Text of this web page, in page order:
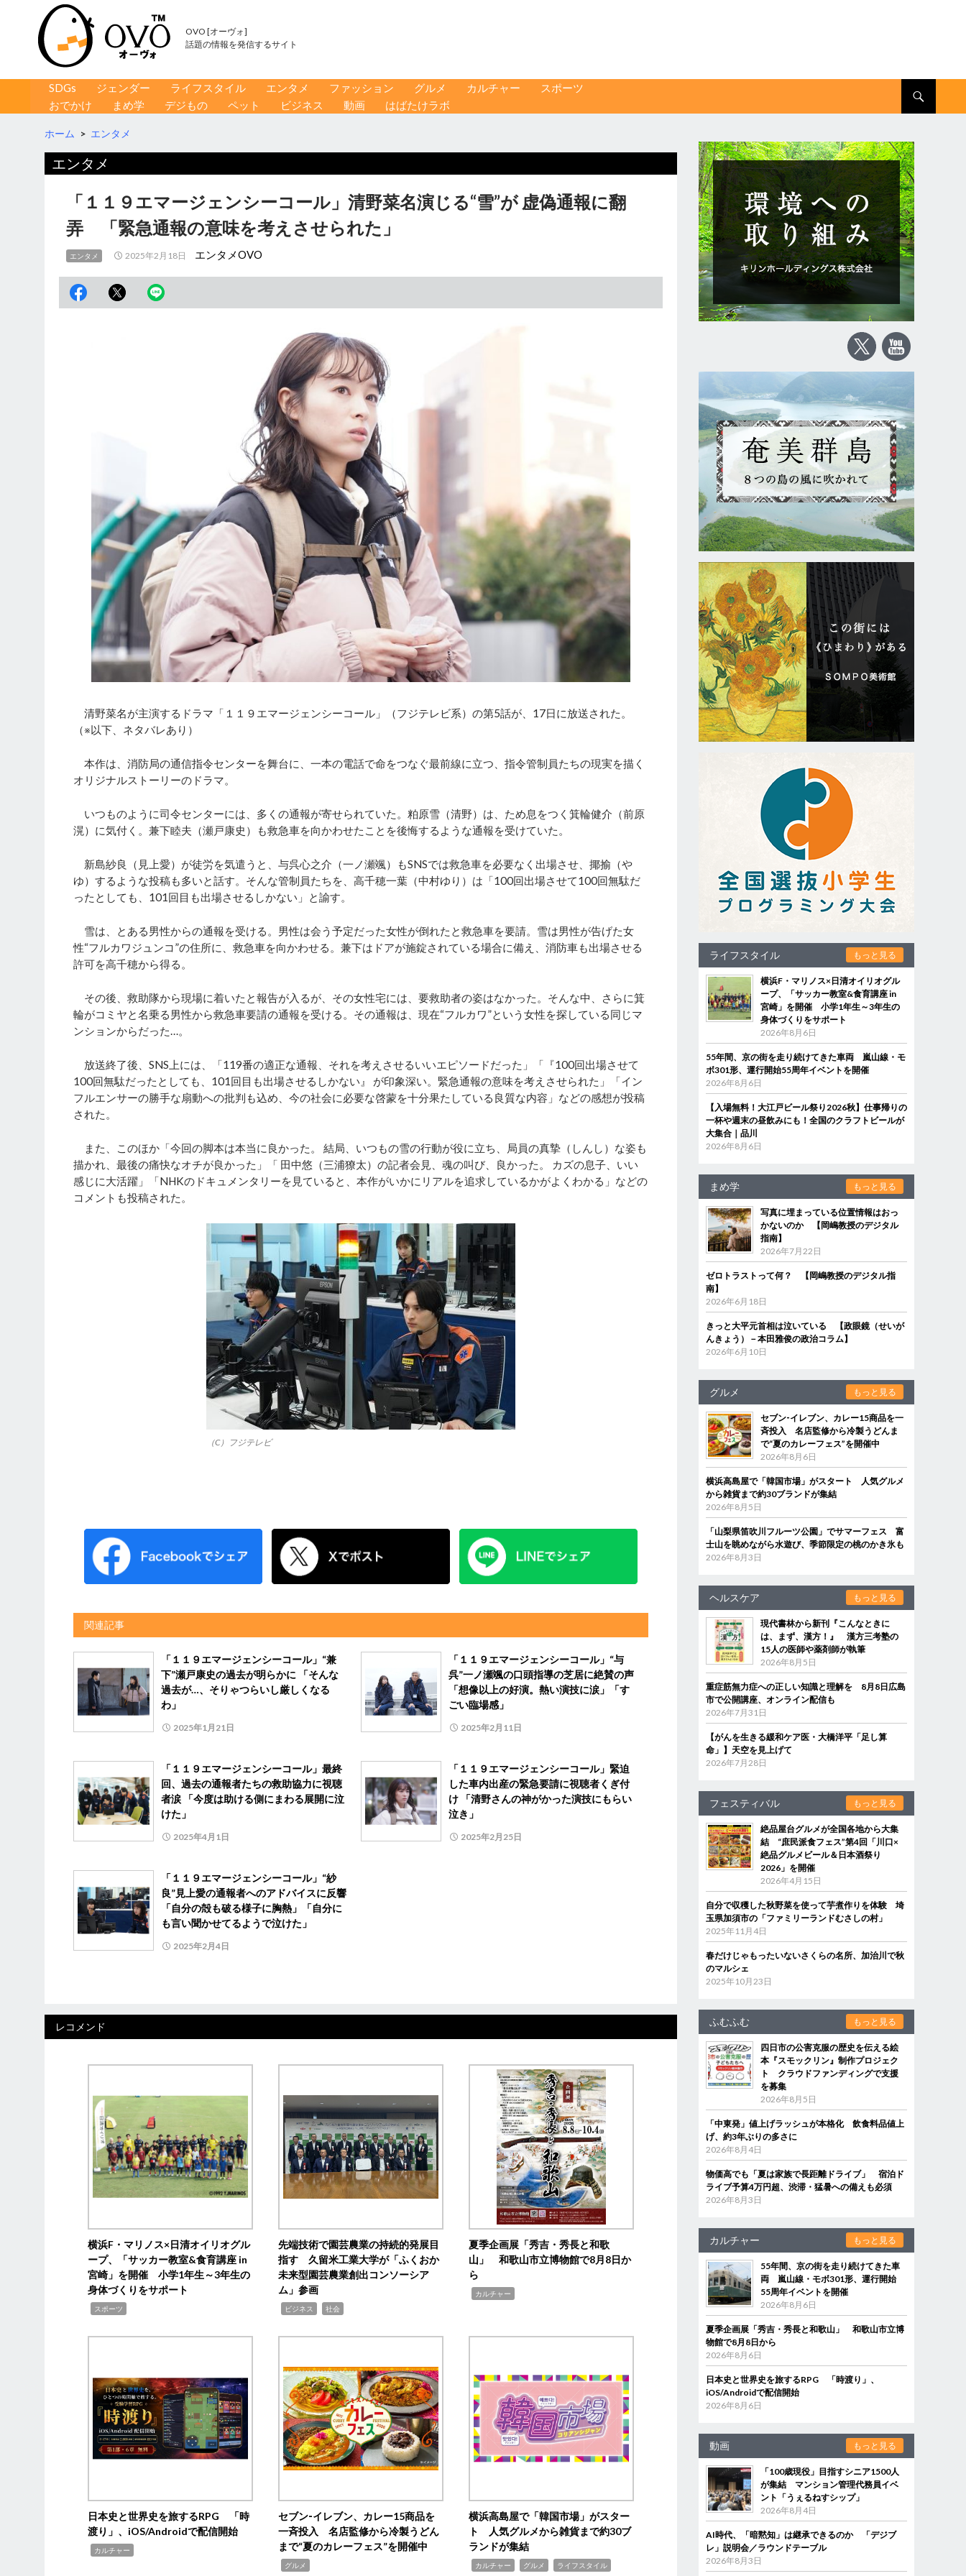
OVO [オーヴォ]
話題の情報を発信するサイト
コンテンツへ移動
SDGs ジェンダー ライフスタイル エンタメ ファッション グルメ カルチャー
スポーツ
おでかけ
まめ学 デジもの ペット ビジネス 動画 はばたけラボ
ホーム > エンタメ
エンタメ
「１１９エマージェンシーコール」清野菜名演じる“雪”が 虚偽通報に翻
弄 「緊急通報の意味を考えさせられた」
エンタメ 2025年2月18日 エンタメOVO
清野菜名が主演するドラマ「１１９エマージェンシーコール」（フジテレビ系）の第5話が、17日に放送された。
（※以下、ネタバレあり）
本作は、消防局の通信指令センターを舞台に、一本の電話で命をつなぐ最前線に立つ、指令管制員たちの現実を描く
オリジナルストーリーのドラマ。
いつものように司令センターには、多くの通報が寄せられていた。粕原雪（清野）は、ため息をつく箕輪健介（前原
滉）に気付く。兼下睦夫（瀬戸康史）も救急車を向かわせたことを後悔するような通報を受けていた。
新島紗良（見上愛）が徒労を気遣うと、与呉心之介（一ノ瀬颯）もSNSでは救急車を必要なく出場させ、揶揄（や
ゆ）するような投稿も多いと話す。そんな管制員たちを、高千穂一葉（中村ゆり）は「100回出場させて100回無駄だ
ったとしても、101回目も出場させるしかない」と諭す。
雪は、とある男性からの通報を受ける。男性は会う予定だった女性が倒れたと救急車を要請。雪は男性が告げた女
性“フルカワジュンコ”の住所に、救急車を向かわせる。兼下はドアが施錠されている場合に備え、消防車も出場させる
許可を高千穂から得る。
その後、救助隊から現場に着いたと報告が入るが、その女性宅には、要救助者の姿はなかった。そんな中、さらに箕
輪がコミヤと名乗る男性から救急車要請の通報を受ける。その通報は、現在“フルカワ”という女性を探している同じマ
ンションからだった…。
放送終了後、SNS上には、「119番の適正な通報、それを考えさせるいいエピソードだった」「『100回出場させて
100回無駄だったとしても、101回目も出場させるしかない』 が印象深い。緊急通報の意味を考えさせられた」「イン
フルエンサーの勝手な扇動への批判も込め、今の社会に必要な啓蒙を十分果たしている良質な内容」などの感想が投稿
された。
また、このほか「今回の脚本は本当に良かった。 結局、いつもの雪の行動が役に立ち、局員の真摯（しんし）な姿も
描かれ、最後の痛快なオチが良かった」「 田中悠（三浦獠太）の記者会見、魂の叫び、良かった。 カズの息子、いい
感じに大活躍」「NHKのドキュメンタリーを見ていると、本作がいかにリアルを追求しているかがよくわかる」などの
コメントも投稿された。
（C）フジテレビ
関連記事
「１１９エマージェンシーコール」“兼
下”瀬戸康史の過去が明らかに 「そんな
過去が…、そりゃつらいし厳しくなる
わ」
2025年1月21日
「１１９エマージェンシーコール」“与
呉”一ノ瀬颯の口頭指導の芝居に絶賛の声
「想像以上の好演。熱い演技に涙」「す
ごい臨場感」
2025年2月11日
「１１９エマージェンシーコール」最終
回、過去の通報者たちの救助協力に視聴
者涙 「今度は助ける側にまわる展開に泣
けた」
2025年4月1日
「１１９エマージェンシーコール」緊迫
した車内出産の緊急要請に視聴者くぎ付
け 「清野さんの神がかった演技にもらい
泣き」
2025年2月25日
「１１９エマージェンシーコール」“紗
良”見上愛の通報者へのアドバイスに反響
「自分の殻も破る様子に胸熱」「自分に
も言い聞かせてるようで泣けた」
2025年2月4日
レコメンド
横浜F・マリノス×日清オイリオグル
ープ、「サッカー教室&食育講座 in
宮崎」を開催 小学1年生～3年生の
身体づくりをサポート
スポーツ
先端技術で園芸農業の持続的発展目
指す 久留米工業大学が「ふくおか
未来型園芸農業創出コンソーシア
ム」参画
ビジネス 社会
夏季企画展「秀吉・秀長と和歌
山」 和歌山市立博物館で8月8日か
ら
カルチャー
日本史と世界史を旅するRPG 「時
渡り」、iOS/Androidで配信開始
カルチャー
セブン‐イレブン、カレー15商品を
一斉投入 名店監修から冷製うどん
まで“夏のカレーフェス”を開催中
グルメ
横浜高島屋で「韓国市場」がスター
ト 人気グルメから雑貨まで約30ブ
ランドが集結
カルチャー グルメ ライフスタイル
ライフスタイル もっと見る
横浜F・マリノス×日清オイリオグル
ープ、「サッカー教室&食育講座 in
宮崎」を開催 小学1年生～3年生の
身体づくりをサポート
2026年8月6日
55年間、京の街を走り続けてきた車両 嵐山線・モ
ボ301形、運行開始55周年イベントを開催
2026年8月6日
【入場無料！大江戸ビール祭り2026秋】仕事帰りの
一杯や週末の昼飲みにも！全国のクラフトビールが
大集合｜品川
2026年8月6日
まめ学 もっと見る
写真に埋まっている位置情報はおっ
かないのか 【岡嶋教授のデジタル
指南】
2026年7月22日
ゼロトラストって何？ 【岡嶋教授のデジタル指
南】
2026年6月18日
きっと大平元首相は泣いている 【政眼鏡（せいが
んきょう）－本田雅俊の政治コラム】
2026年6月10日
グルメ もっと見る
セブン‐イレブン、カレー15商品を一
斉投入 名店監修から冷製うどんま
で“夏のカレーフェス”を開催中
2026年8月6日
横浜高島屋で「韓国市場」がスタート 人気グルメ
から雑貨まで約30ブランドが集結
2026年8月5日
「山梨県笛吹川フルーツ公園」でサマーフェス 富
士山を眺めながら水遊び、季節限定の桃のかき氷も
2026年8月3日
ヘルスケア もっと見る
現代書林から新刊『こんなときに
は、まず、漢方！』 漢方三考塾の
15人の医師や薬剤師が執筆
2026年8月5日
重症筋無力症への正しい知識と理解を 8月8日広島
市で公開講座、オンライン配信も
2026年7月31日
【がんを生きる緩和ケア医・大橋洋平「足し算
命」】天空を見上げて
2026年7月28日
フェスティバル もっと見る
絶品屋台グルメが全国各地から大集
結 “庶民派食フェス”第4回「川口×
絶品グルメビール＆日本酒祭り
2026」を開催
2026年4月15日
自分で収穫した秋野菜を使って芋煮作りを体験 埼
玉県加須市の「ファミリーランドむさしの村」
2025年11月4日
春だけじゃもったいないさくらの名所、加治川で秋
のマルシェ
2025年10月23日
ふむふむ もっと見る
四日市の公害克服の歴史を伝える絵
本『スモックリン』制作プロジェク
ト クラウドファンディングで支援
を募集
2026年8月5日
「中東発」値上げラッシュが本格化 飲食料品値上
げ、約3年ぶりの多さに
2026年8月4日
物価高でも「夏は家族で長距離ドライブ」 宿泊ド
ライブ予算4万円超、渋滞・猛暑への備えも必須
2026年8月3日
カルチャー もっと見る
55年間、京の街を走り続けてきた車
両 嵐山線・モボ301形、運行開始
55周年イベントを開催
2026年8月6日
夏季企画展「秀吉・秀長と和歌山」 和歌山市立博
物館で8月8日から
2026年8月6日
日本史と世界史を旅するRPG 「時渡り」、
iOS/Androidで配信開始
2026年8月6日
動画 もっと見る
「100歳現役」目指すシニア1500人
が集結 マンション管理代務員イベ
ント「うぇるねすシップ」
2026年8月4日
AI時代、「暗黙知」は継承できるのか 「デジブ
レ」説明会／ラウンドテーブル
2026年8月3日